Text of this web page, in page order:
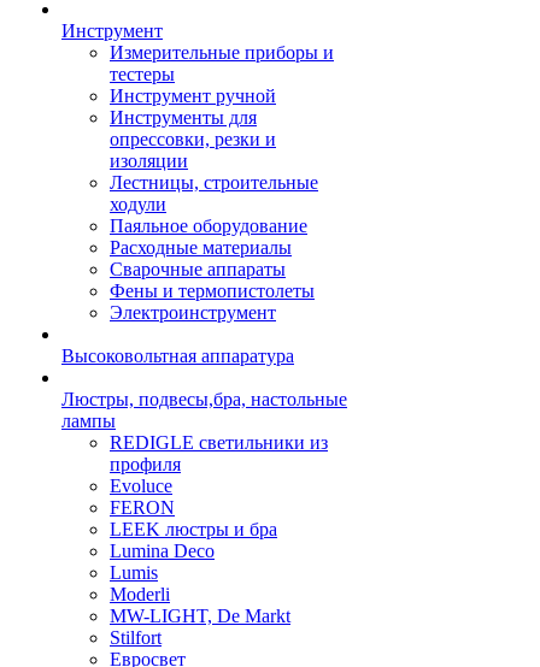
Инструмент
Измерительные приборы и
тестеры
Инструмент ручной
Инструменты для
опрессовки, резки и
изоляции
Лестницы, строительные
ходули
Паяльное оборудование
Расходные материалы
Сварочные аппараты
Фены и термопистолеты
Электроинструмент
Высоковольтная аппаратура
Люстры, подвесы,бра, настольные
лампы
REDIGLE светильники из
профиля
Evoluce
FERON
LEEK люстры и бра
Lumina Deco
Lumis
Moderli
MW-LIGHT, De Markt
Stilfort
Евросвет